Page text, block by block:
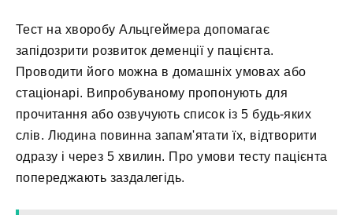
Тест на хворобу Альцгеймера допомагає
запідозрити розвиток деменції у пацієнта.
Проводити його можна в домашніх умовах або
стаціонарі. Випробуваному пропонують для
прочитання або озвучують список із 5 будь-яких
слів. Людина повинна запам'ятати їх, відтворити
одразу і через 5 хвилин. Про умови тесту пацієнта
попереджають заздалегідь.